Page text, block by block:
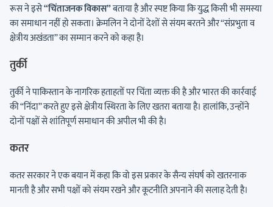
रूस ने इसे“चिंताजनक विकास”बताया है और स्पष्ट किया कि युद्ध किसी भी समस्या
का समाधान नहीं हो सकता। क्रेमलिन ने दोनों देशों से संयम बरतने और “संप्रभुता व
क्षेत्रीय अखंडता” का सम्मान करने को कहा है।
तुर्की
तुर्की ने पाकिस्तान के नागरिक हताहतों पर चिंता व्यक्त की है और भारत की कार्रवाई
की “निंदा” करते हुए इसे क्षेत्रीय स्थिरता के लिए खतरा बताया है। हालांकि, उन्होंने
दोनों पक्षों से शांतिपूर्ण समाधान की अपील भी की है।
कतर
कतर सरकार ने एक बयान में कहा कि वो इस प्रकार के सैन्य संघर्ष को खतरनाक
मानती है और सभी पक्षों को संयम रखने और कूटनीति अपनाने की सलाह देती है।